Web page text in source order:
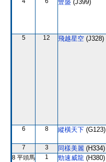
豐盛 (J399)
5 12 飛越星空 (J328)
6 8 縱橫天下 (G123)
7 3 同樣美麗 (H334)
8 平頭馬 1 勁速威龍 (H380)